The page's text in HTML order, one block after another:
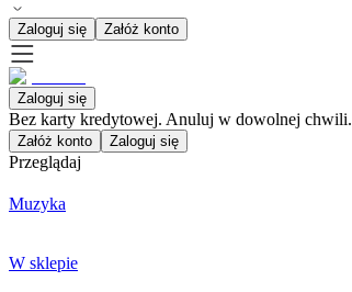
Zaloguj się Załóż konto
Zaloguj się
Bez karty kredytowej. Anuluj w dowolnej chwili.
Załóż konto Zaloguj się
Przeglądaj
Muzyka
W sklepie